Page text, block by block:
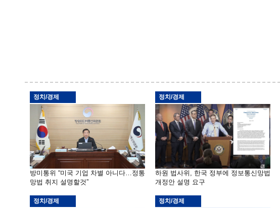
정치/경제
방미통위 “미국 기업 차별 아니다…정통
망법 취지 설명할것”
정치/경제
하원 법사위, 한국 정부에 정보통신망법
개정안 설명 요구
정치/경제 정치/경제